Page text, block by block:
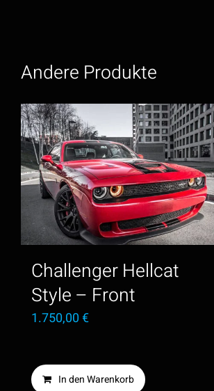
Andere Produkte
Challenger Hellcat
Style – Front
1.750,00€
In den Warenkorb